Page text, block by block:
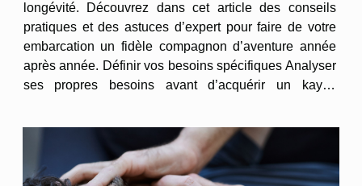
longévité. Découvrez dans cet article des conseils
pratiques et des astuces d’expert pour faire de votre
embarcation un fidèle compagnon d’aventure année
après année. Définir vos besoins spécifiques Analyser
ses propres besoins avant d’acquérir un kayak